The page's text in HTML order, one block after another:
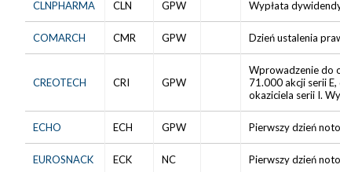
CLNPHARMA CLN GPW Wypłata
COMARCH CMR GPW Dzień ustalenia
CREOTECH CRI GPW
Wprowadzenie do
71.000 akcji serii
okaziciela serii I.
ECHO ECH GPW Pierwszy dzień
EUROSNACK ECK NC Pierwszy dzień